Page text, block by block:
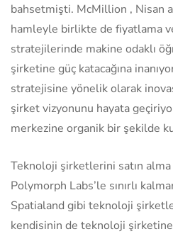
bahsetmişti. McMillion , Nisan
hamleyle birlikte de fiyatlama
stratejilerinde makine odaklı
şirketine güç katacağına
stratejisine yönelik olarak
şirket vizyonunu hayata
merkezine organik bir şekilde
Teknoloji şirketlerini satın
Polymorph Labs’le sınırlı
Spatialand gibi teknoloji
kendisinin de teknoloji